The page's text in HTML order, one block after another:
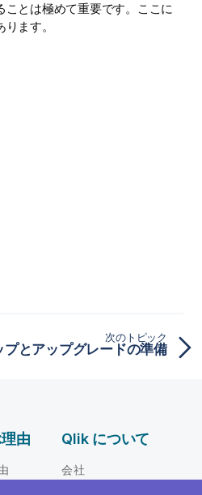
とは極めて重要です。ここに
ます。
次のトピック
プとアップグレードの準備
由 Qlik について
会社